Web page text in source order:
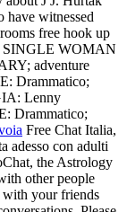
have witnessed
free hook up
SINGLE WOMAN
adventure
Drammatico;
Lenny
Drammatico;
Free Chat Italia,
adesso con adulti
the Astrology
other people
with your friends